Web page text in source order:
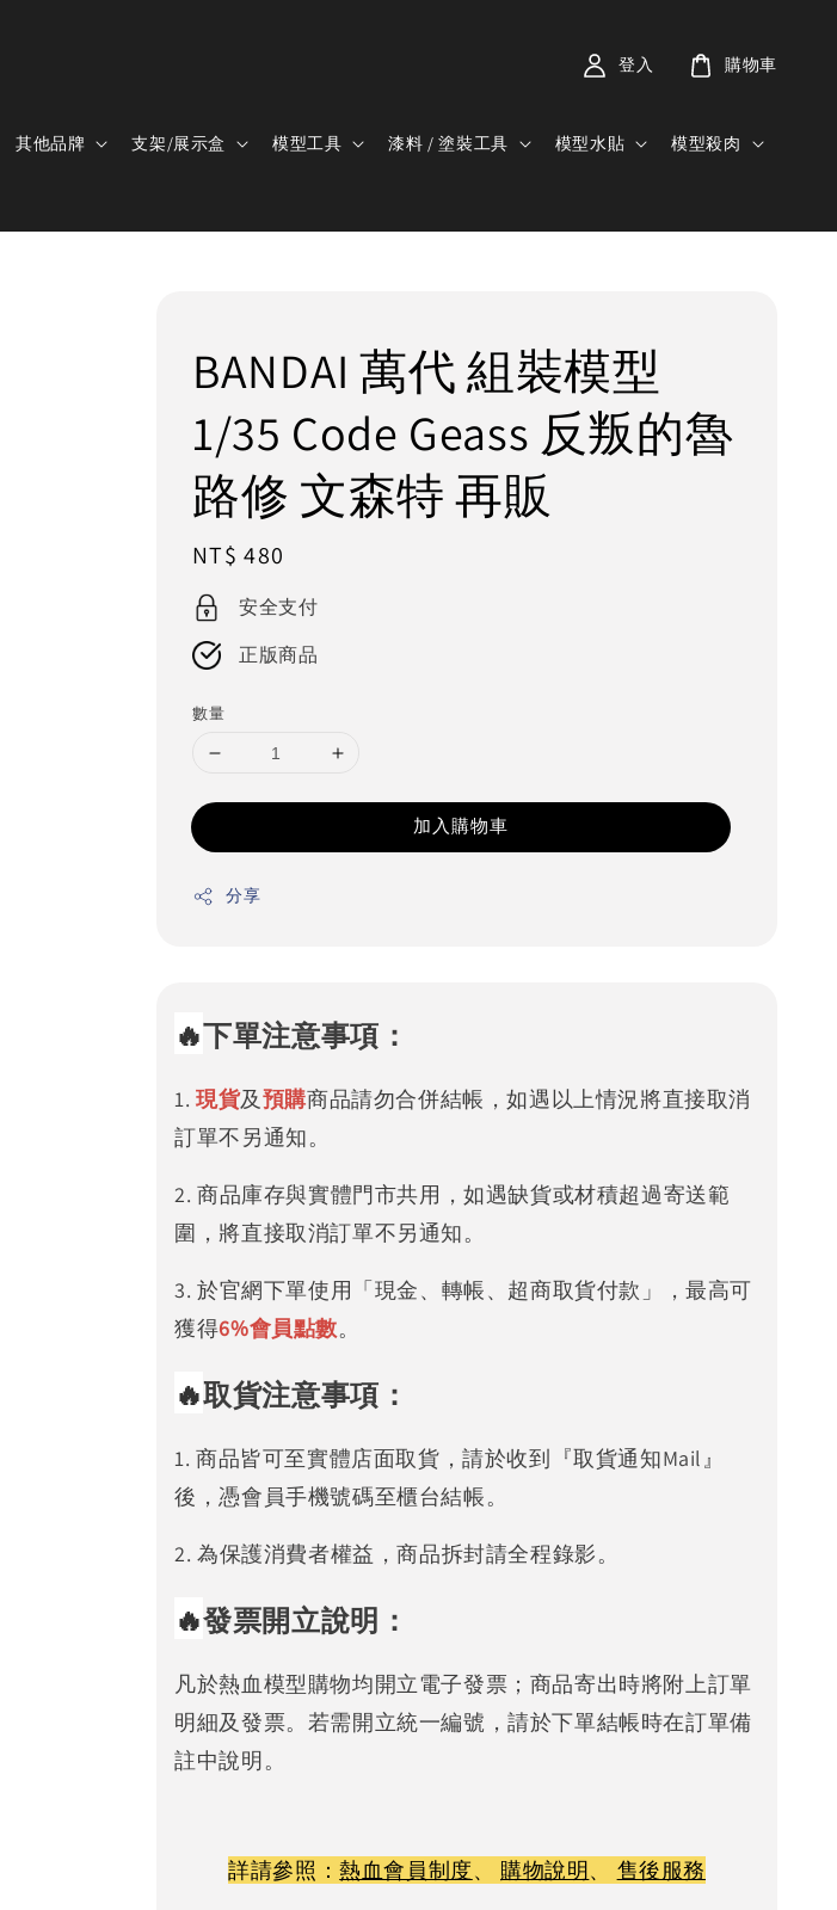
其他品牌 支架/展示盒 模型工具 漆料 / 塗裝工具 模型水貼 模型殺肉
登入 購物車
BANDAI 萬代 組裝模型
1/35 Code Geass 反叛的魯
路修 文森特 再販
Regular
price
NT$ 480
安全支付
正版商品
數量
加入購物車
分享
🔥下單注意事項：
1. 現貨及預購商品請勿合併結帳，如遇以上情況將直接取消
訂單不另通知。
2. 商品庫存與實體門市共用，如遇缺貨或材積超過寄送範
圍，將直接取消訂單不另通知。
3. 於官網下單使用「現金、轉帳、超商取貨付款」，最高可
獲得6%會員點數。
🔥取貨注意事項：
1. 商品皆可至實體店面取貨，請於收到『取貨通知Mail』
後，憑會員手機號碼至櫃台結帳。
2. 為保護消費者權益，商品拆封請全程錄影。
🔥發票開立說明：
凡於熱血模型購物均開立電子發票；商品寄出時將附上訂單
明細及發票。若需開立統一編號，請於下單結帳時在訂單備
註中說明。
詳請參照：熱血會員制度、 購物說明、 售後服務